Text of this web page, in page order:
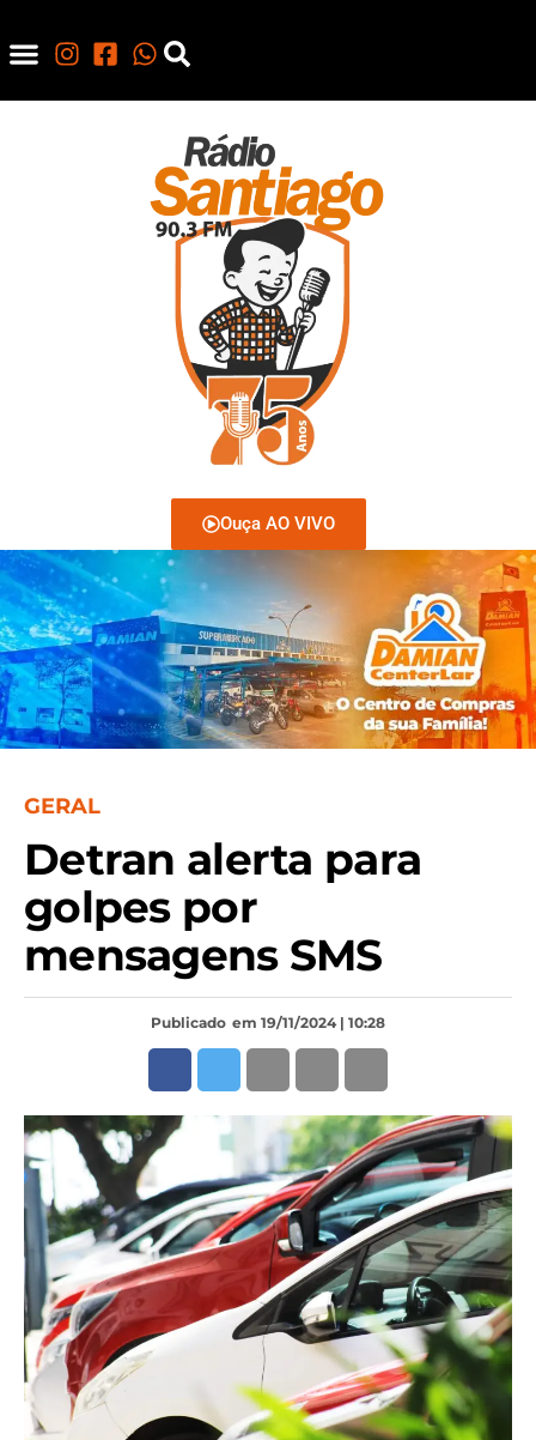
Ouça AO VIVO
GERAL
Detran alerta para
golpes por
mensagens SMS
Publicado em 19/11/2024 | 10:28